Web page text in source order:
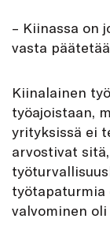
– Kiinassa on
vasta
Kiinalainen
työajoistaan,
yrityksissä ei
arvostivat
valvominen oli